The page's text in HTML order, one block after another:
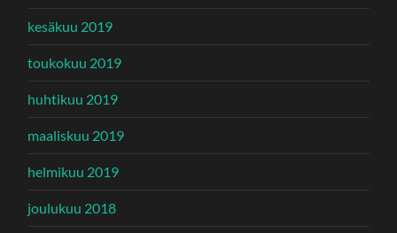
kesäkuu 2019
toukokuu 2019
huhtikuu 2019
maaliskuu 2019
helmikuu 2019
joulukuu 2018